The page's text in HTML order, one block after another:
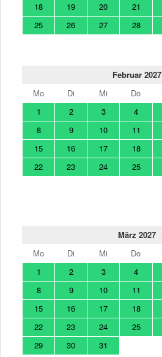
18
19 20 21
25
26 27 28
Februar 2027
Mo
Di Mi Do
1
2 3 4
8
9 10 11
15
16 17 18
22
23 24 25
März 2027
Mo
Di Mi Do
1
2 3 4
8
9 10 11
15
16 17 18
22
23 24 25
29
30 31